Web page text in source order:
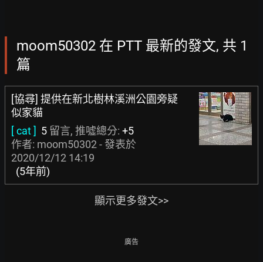
moom50302 在 PTT 最新的發文, 共 1
篇
[協尋] 提供在新北樹林溪洲公園旁疑
似家貓
[ cat ] 5 留言, 推噓總分: +5
作者: moom50302 - 發表於
2020/12/12 14:19
(5年前)
顯示更多發文>>
廣告